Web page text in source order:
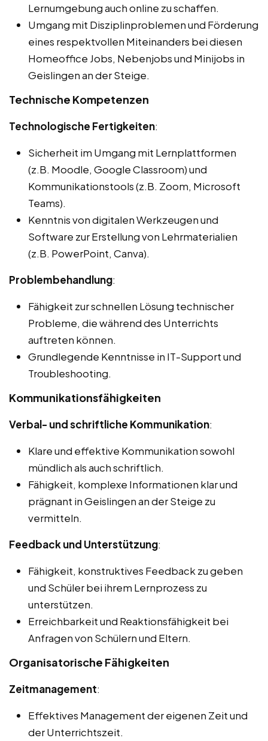
Lernumgebung auch online zu schaffen.
Umgang mit Disziplinproblemen und Förderung
eines respektvollen Miteinanders bei diesen
Homeoffice Jobs, Nebenjobs und Minijobs in
Geislingen an der Steige.
Technische Kompetenzen
Technologische Fertigkeiten:
Sicherheit im Umgang mit Lernplattformen
(z.B. Moodle, Google Classroom) und
Kommunikationstools (z.B. Zoom, Microsoft
Teams).
Kenntnis von digitalen Werkzeugen und
Software zur Erstellung von Lehrmaterialien
(z.B. PowerPoint, Canva).
Problembehandlung:
Fähigkeit zur schnellen Lösung technischer
Probleme, die während des Unterrichts
auftreten können.
Grundlegende Kenntnisse in IT-Support und
Troubleshooting.
Kommunikationsfähigkeiten
Verbal- und schriftliche Kommunikation:
Klare und effektive Kommunikation sowohl
mündlich als auch schriftlich.
Fähigkeit, komplexe Informationen klar und
prägnant in Geislingen an der Steige zu
vermitteln.
Feedback und Unterstützung:
Fähigkeit, konstruktives Feedback zu geben
und Schüler bei ihrem Lernprozess zu
unterstützen.
Erreichbarkeit und Reaktionsfähigkeit bei
Anfragen von Schülern und Eltern.
Organisatorische Fähigkeiten
Zeitmanagement:
Effektives Management der eigenen Zeit und
der Unterrichtszeit.